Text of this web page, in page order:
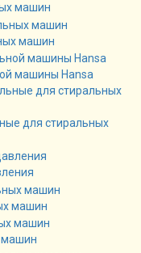
машин
машин
машины Hansa
для стиральных
машин
машин